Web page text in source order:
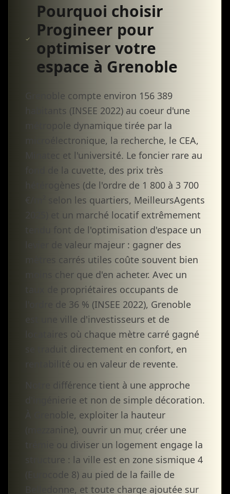
Pourquoi choisir
Progineer pour
optimiser votre
espace à Grenoble
Grenoble compte environ 156 389
habitants (INSEE 2022) au coeur d'une
métropole dynamique tirée par la
microélectronique, la recherche, le CEA,
Minatec et l'université. Le foncier rare au
fond de la cuvette, des prix très
hétérogènes (de l'ordre de 1 800 à 3 700
€/m² selon les quartiers, MeilleursAgents
2025) et un marché locatif extrêmement
tendu font de l'optimisation d'espace un
levier de valeur majeur : gagner des
mètres carrés utiles coûte souvent bien
moins cher que d'en acheter. Avec un
taux de propriétaires occupants de
l'ordre de 36 % (INSEE 2022), Grenoble
est une ville d'investisseurs et de
locataires où chaque mètre carré gagné
se traduit directement en confort, en
rentabilité ou en valeur de revente.
Notre différence tient à une approche
d'ingénierie et non de simple décoration.
À Grenoble, exploiter la hauteur
(mezzanine), ouvrir un mur, créer une
trémie ou diviser un logement engage la
structure : la ville est en zone sismique 4
(Eurocode 8) au pied de la faille de
Belledonne, et toute charge ajoutée sur